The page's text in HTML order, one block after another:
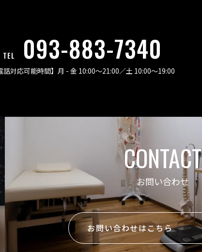
TEL 093-883-7340
話対応可能時間】 月 - 金 10:00〜21:00／土 10:00〜19:00
CONTACT
お問い合わせ
お問い合わせはこちら